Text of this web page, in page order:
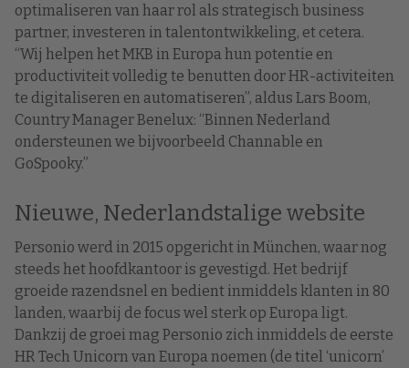
optimaliseren van haar rol als strategisch business
partner, investeren in talentontwikkeling, et cetera.
“Wij helpen het MKB in Europa hun potentie en
productiviteit volledig te benutten door HR-activiteiten
te digitaliseren en automatiseren”, aldus Lars Boom,
Country Manager Benelux: “Binnen Nederland
ondersteunen we bijvoorbeeld Channable en
GoSpooky.”
Nieuwe, Nederlandstalige website
Personio werd in 2015 opgericht in München, waar nog
steeds het hoofdkantoor is gevestigd. Het bedrijf
groeide razendsnel en bedient inmiddels klanten in 80
landen, waarbij de focus wel sterk op Europa ligt.
Dankzij de groei mag Personio zich inmiddels de eerste
HR Tech Unicorn van Europa noemen (de titel ‘unicorn’